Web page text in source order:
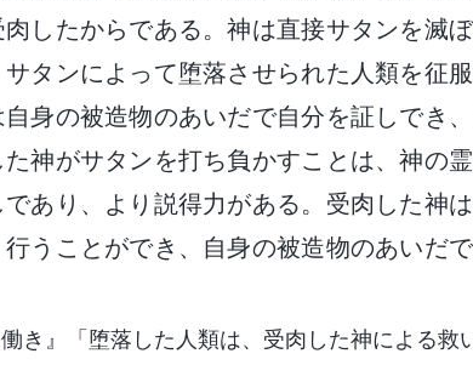
したからである。神は直接サタンを滅
サタンによって堕落させられた人類を征
身の被造物のあいだで自分を証しでき
神がサタンを打ち負かすことは、神の
であり、より説得力がある。受肉した神
うことができ、自身の被造物のあいだ
働き』「堕落した人類は、受肉した神による救